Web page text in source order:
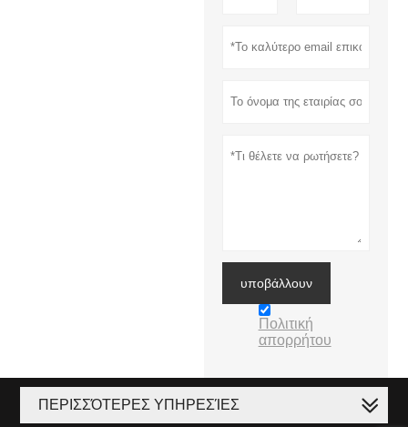
υποβάλλουν
Πολιτική
απορρήτου
ΠΕΡΙΣΣΌΤΕΡΕΣ ΥΠΗΡΕΣΊΕΣ